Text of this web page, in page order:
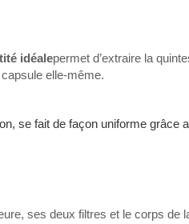
idéalepermet d’extraire la
elle-même.
se fait de façon uniforme
ses deux filtres et le corps